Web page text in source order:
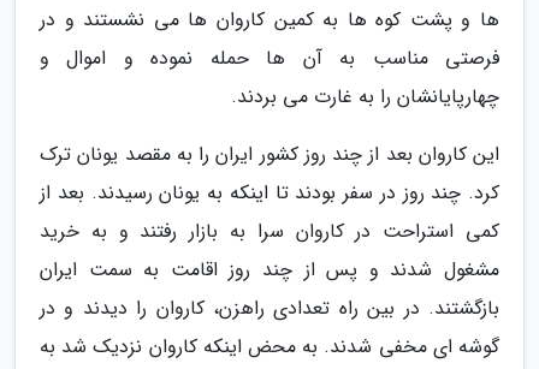
ها و پشت کوه ها به کمین کاروان ها می نشستند و در
فرصتی مناسب به آن ها حمله نموده و اموال و
چهارپایانشان را به غارت می بردند.
این کاروان بعد از چند روز کشور ایران را به مقصد یونان ترک
کرد. چند روز در سفر بودند تا اینکه به یونان رسیدند. بعد از
کمی استراحت در کاروان سرا به بازار رفتند و به خرید
مشغول شدند و پس از چند روز اقامت به سمت ایران
بازگشتند. در بین راه تعدادی راهزن، کاروان را دیدند و در
گوشه ای مخفی شدند. به محض اینکه کاروان نزدیک شد به